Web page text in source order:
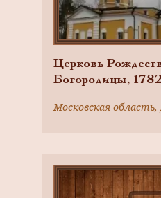
Церковь
Богородицы,